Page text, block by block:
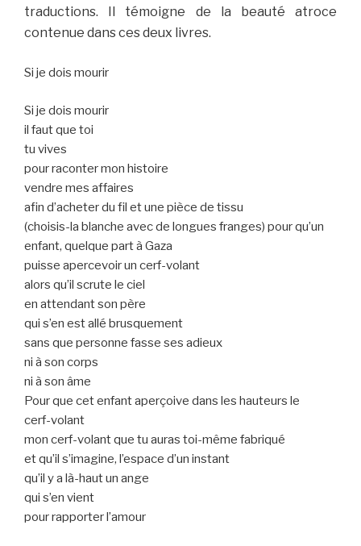
traductions. Il témoigne de la beauté atroce
contenue dans ces deux livres.
Si je dois mourir
Si je dois mourir
il faut que toi
tu vives
pour raconter mon histoire
vendre mes affaires
afin d’acheter du fil et une pièce de tissu
(choisis-la blanche avec de longues franges) pour qu’un
enfant, quelque part à Gaza
puisse apercevoir un cerf-volant
alors qu’il scrute le ciel
en attendant son père
qui s’en est allé brusquement
sans que personne fasse ses adieux
ni à son corps
ni à son âme
Pour que cet enfant aperçoive dans les hauteurs le
cerf-volant
mon cerf-volant que tu auras toi-même fabriqué
et qu’il s’imagine, l’espace d’un instant
qu’il y a là-haut un ange
qui s’en vient
pour rapporter l’amour